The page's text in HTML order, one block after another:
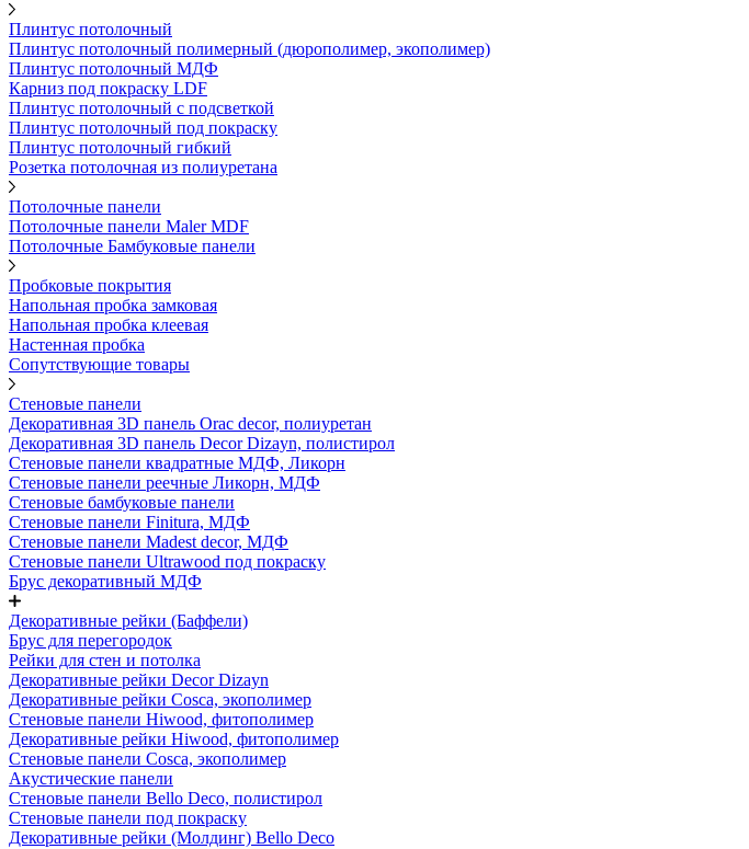
Плинтус потолочный
Плинтус потолочный полимерный (дюрополимер, экополимер)
Плинтус потолочный МДФ
Карниз под покраску LDF
Плинтус потолочный с подсветкой
Плинтус потолочный под покраску
Плинтус потолочный гибкий
Розетка потолочная из полиуретана
Потолочные панели
Потолочные панели Maler MDF
Потолочные Бамбуковые панели
Пробковые покрытия
Напольная пробка замковая
Напольная пробка клеевая
Настенная пробка
Сопутствующие товары
Стеновые панели
Декоративная 3D панель Orac decor, полиуретан
Декоративная 3D панель Decor Dizayn, полистирол
Стеновые панели квадратные МДФ, Ликорн
Стеновые панели реечные Ликорн, МДФ
Стеновые бамбуковые панели
Стеновые панели Finitura, МДФ
Стеновые панели Madest decor, МДФ
Стеновые панели Ultrawood под покраску
Брус декоративный МДФ
Декоративные рейки (Баффели)
Брус для перегородок
Рейки для стен и потолка
Декоративные рейки Decor Dizayn
Декоративные рейки Cosca, экополимер
Стеновые панели Hiwood, фитополимер
Декоративные рейки Hiwood, фитополимер
Стеновые панели Cosca, экополимер
Акустические панели
Стеновые панели Bello Deco, полистирол
Стеновые панели под покраску
Декоративные рейки (Молдинг) Bello Deco